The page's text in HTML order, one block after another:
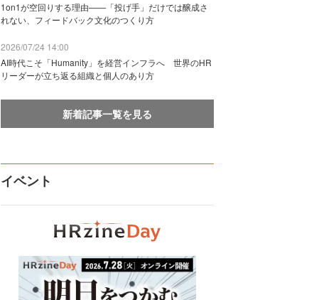
1on1が空回りする理由——「投げ手」だけでは醸成さ
れない、フィードバック文化のつくり方
2026/07/24 14:00
AI時代こそ「Humanity」を経営インフラへ 世界のHR
リーダーが立ち返る組織と個人のあり方
新着記事一覧を見る
イベント